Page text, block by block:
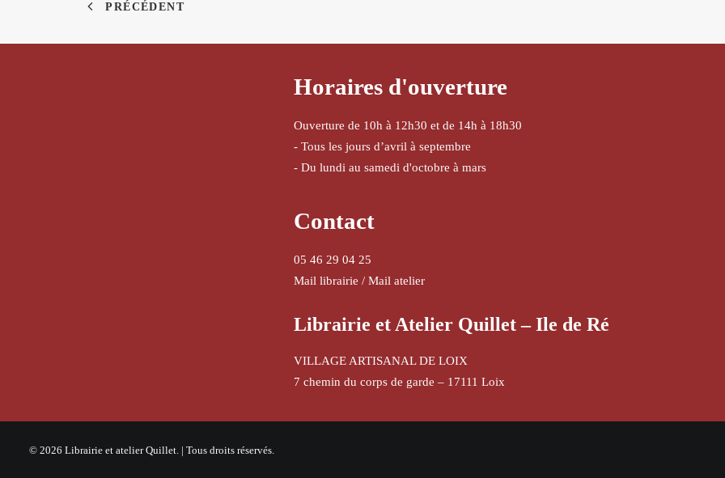
PRÉCÉDENT
Horaires d'ouverture
Ouverture de 10h à 12h30 et de 14h à 18h30
- Tous les jours d’avril à septembre
- Du lundi au samedi d'octobre à mars
Contact
05 46 29 04 25
Mail librairie / Mail atelier
Librairie et Atelier Quillet – Ile de Ré
VILLAGE ARTISANAL DE LOIX
7 chemin du corps de garde – 17111 Loix
© 2026 Librairie et atelier Quillet. | Tous droits réservés.